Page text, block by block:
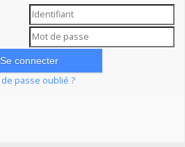
passe oublié ?